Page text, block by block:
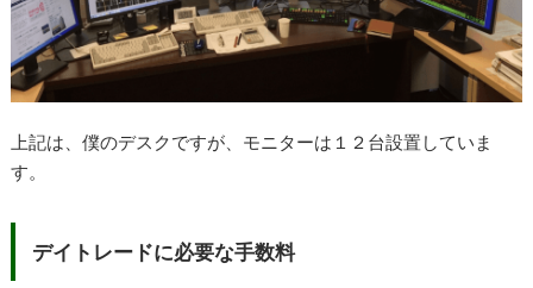
上記は、僕のデスクですが、モニターは１２台設置していま
す。
デイトレードに必要な手数料